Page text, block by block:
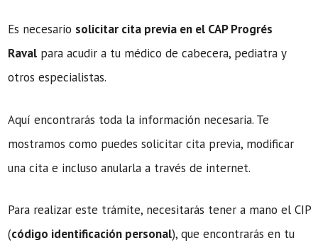
Es necesario solicitar cita previa en el CAP Progrés
Raval para acudir a tu médico de cabecera, pediatra y
otros especialistas.
Aquí encontrarás toda la información necesaria. Te
mostramos como puedes solicitar cita previa, modificar
una cita e incluso anularla a través de internet.
Para realizar este trámite, necesitarás tener a mano el CIP
(código identificación personal), que encontrarás en tu